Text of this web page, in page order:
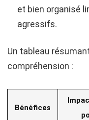
et bien organisé
agressifs.
Un tableau
compréhension :
Bénéfices